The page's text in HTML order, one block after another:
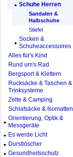
Schuhe Herren
Sandalen &
Halbschuhe
Stiefel
Socken &
Schuheaccessoires
Alles für's Kind
Rund um's Rad
Bergsport & Klettern
Rucksäcke & Taschen &
Trinksysteme
Zelte & Camping
Schlafsäcke & Isomatten
Orientierung, Optik &
Messgeräte
Es werde Licht
Durstlöscher
Gesundheitsschutz